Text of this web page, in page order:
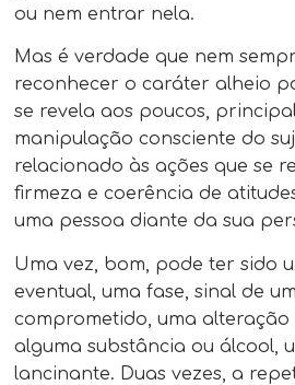
ou nem entrar nela.
Mas é verdade que nem
reconhecer o caráter alheio
se revela aos poucos,
manipulação consciente do
relacionado às ações que se
firmeza e coerência de
uma pessoa diante da sua
Uma vez, bom, pode ter sido
eventual, uma fase, sinal de
comprometido, uma
alguma substância ou álcool,
lancinante. Duas vezes, a